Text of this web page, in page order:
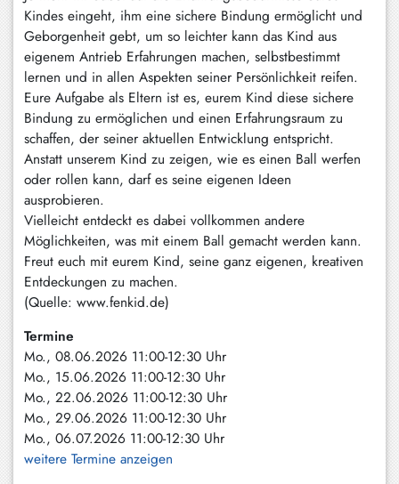
Kindes eingeht, ihm eine sichere Bindung ermöglicht und
Geborgenheit gebt, um so leichter kann das Kind aus
eigenem Antrieb Erfahrungen machen, selbstbestimmt
lernen und in allen Aspekten seiner Persönlichkeit reifen.
Eure Aufgabe als Eltern ist es, eurem Kind diese sichere
Bindung zu ermöglichen und einen Erfahrungsraum zu
schaffen, der seiner aktuellen Entwicklung entspricht.
Anstatt unserem Kind zu zeigen, wie es einen Ball werfen
oder rollen kann, darf es seine eigenen Ideen
ausprobieren.
Vielleicht entdeckt es dabei vollkommen andere
Möglichkeiten, was mit einem Ball gemacht werden kann.
Freut euch mit eurem Kind, seine ganz eigenen, kreativen
Entdeckungen zu machen.
(Quelle: www.fenkid.de)
Termine
Mo., 08.06.2026 11:00-12:30 Uhr
Mo., 15.06.2026 11:00-12:30 Uhr
Mo., 22.06.2026 11:00-12:30 Uhr
Mo., 29.06.2026 11:00-12:30 Uhr
Mo., 06.07.2026 11:00-12:30 Uhr
weitere Termine anzeigen